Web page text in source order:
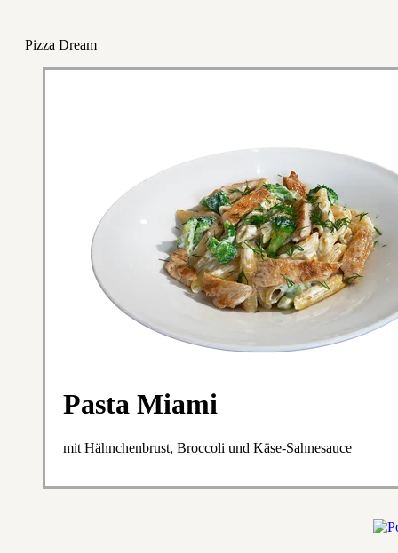
Pizza Dream
Pasta Miami
mit Hähnchenbrust, Broccoli und Käse-Sahnesauce